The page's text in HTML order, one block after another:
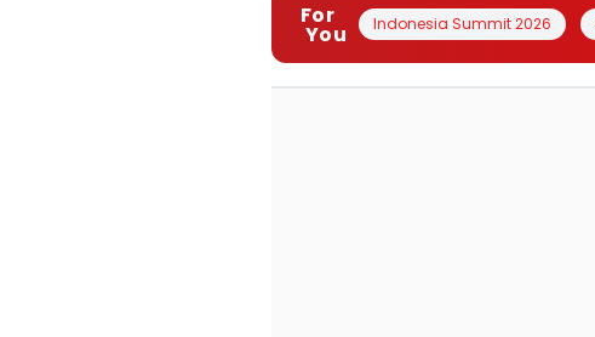
For
You Indonesia Summit 2026